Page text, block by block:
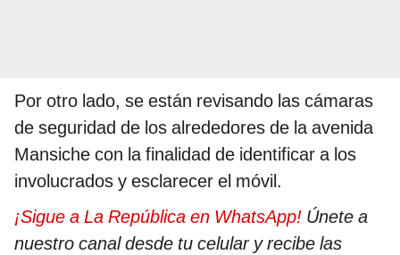
Por otro lado, se están revisando las cámaras
de seguridad de los alrededores de la avenida
Mansiche con la finalidad de identificar a los
involucrados y esclarecer el móvil.
¡Sigue a La República en WhatsApp! Únete a
nuestro canal desde tu celular y recibe las